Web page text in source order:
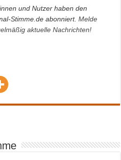
und Nutzer haben den
Stimme.de abonniert.Melde
aktuelle Nachrichten!